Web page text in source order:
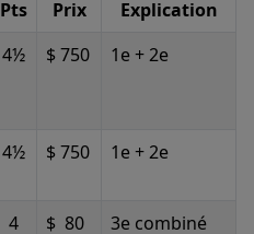
Pts Prix
Explication
4½ $ 750 1e + 2e
4½ $ 750 1e + 2e
4 $ 80
3e combiné